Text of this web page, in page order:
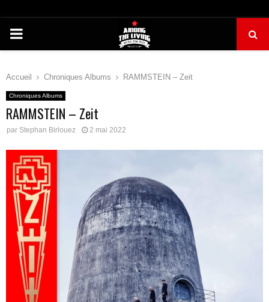
PRIMARY
Accueil Chroniques Albums RAMMSTEIN – Zeit
Chroniques Albums
RAMMSTEIN – Zeit
par Stephan Birlouez 2 mai 2022